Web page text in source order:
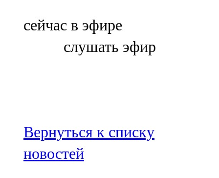
Болгар
100,3 FM
Зәй
106,6 FM
сейчас в эфире
слушать эфир
Вернуться к списку
новостей